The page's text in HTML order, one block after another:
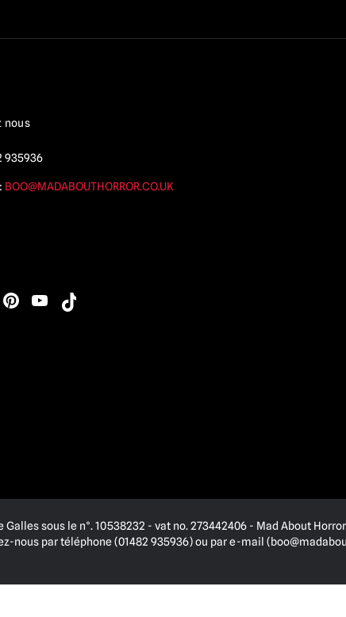
nous
935936
BOO@MADABOUTHORROR.CO.UK
sous le n°. 10538232 - vat no. 273442406 - Mad About
nous par téléphone (01482 935936) ou par e-mail (